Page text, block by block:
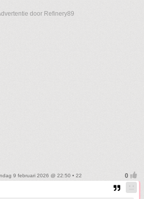
door Refinery89
9 februari 2026 @ 22:50 • 22